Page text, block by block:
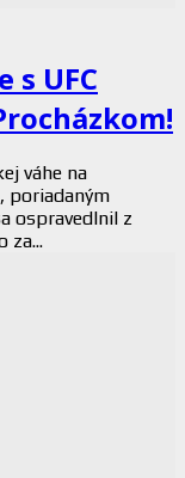
s UFC
váhe na
poriadaným
ospravedlnil z
za...